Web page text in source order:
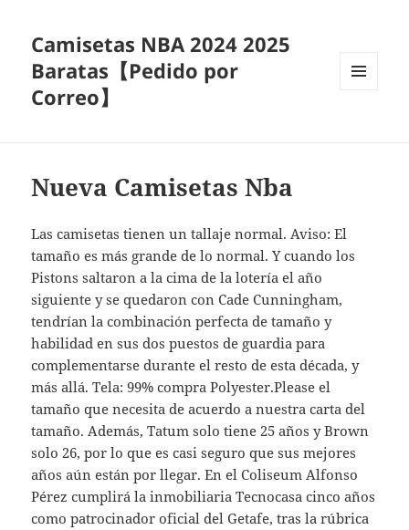
Camisetas NBA 2024 2025
Baratas【Pedido por
Correo】
Nueva Camisetas Nba
Las camisetas tienen un tallaje normal. Aviso: El
tamaño es más grande de lo normal. Y cuando los
Pistons saltaron a la cima de la lotería el año
siguiente y se quedaron con Cade Cunningham,
tendrían la combinación perfecta de tamaño y
habilidad en sus dos puestos de guardia para
complementarse durante el resto de esta década, y
más allá. Tela: 99% compra Polyester.Please el
tamaño que necesita de acuerdo a nuestra carta del
tamaño. Además, Tatum solo tiene 25 años y Brown
solo 26, por lo que es casi seguro que sus mejores
años aún están por llegar. En el Coliseum Alfonso
Pérez cumplirá la inmobiliaria Tecnocasa cinco años
como patrocinador oficial del Getafe, tras la rúbrica